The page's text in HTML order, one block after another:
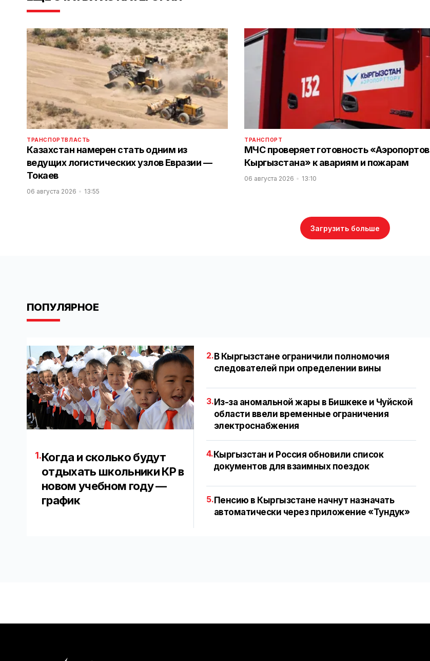
ТРАНСПОРТВЛАСТЬ
Казахстан намерен стать одним из
ведущих логистических узлов Евразии —
Токаев
06 августа 2026 13:55
ТРАНСПОРТ
МЧС проверяет готовность «Аэропортов
Кыргызстана» к авариям и пожарам
06 августа 2026 13:10
Загрузить больше
ПОПУЛЯРНОЕ
1.Когда и сколько будут
отдыхать школьники КР в
новом учебном году —
график
2. В Кыргызстане ограничили полномочия
следователей при определении вины
3.Из-за аномальной жары в Бишкеке и Чуйской
области ввели временные ограничения
электроснабжения
4.Кыргызстан и Россия обновили список
документов для взаимных поездок
5.Пенсию в Кыргызстане начнут назначать
автоматически через приложение «Тундук»